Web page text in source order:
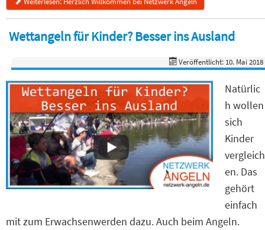
Wettangeln für Kinder? Besser ins Ausland
Veröffentlicht: 10. Mai 2018
Natürlic
h wollen
sich
Kinder
vergleich
en. Das
gehört
einfach
mit zum Erwachsenwerden dazu. Auch beim Angeln.